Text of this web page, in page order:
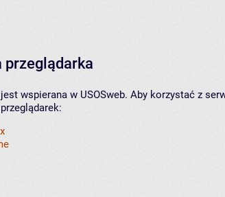
przeglądarka
wspierana w USOSweb. Aby korzystać z